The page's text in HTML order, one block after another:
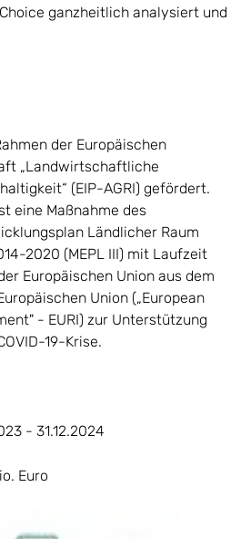
ganzheitlich analysiert und
der Europäischen
„Landwirtschaftliche
(EIP-AGRI) gefördert.
eine Maßnahme des
Ländlicher Raum
2020 (MEPL III) mit Laufzeit
Europäischen Union aus dem
Union („European
- EURI) zur Unterstützung
19-Krise.
- 31.12.2024
Euro